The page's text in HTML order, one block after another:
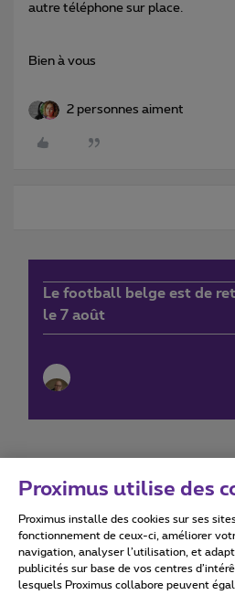
autre téléphone sur place.
Bien à vous
2 personnes aiment
Le football belge est de
le 7 août
Conditions d'utilisation
Proximus utilise des
Proximus installe des cookies sur ses
fonctionnement de ceux-ci, améliorer
navigation, analyser l’utilisation, et
publicités sur base de vos centres
lesquels Proximus collabore peuvent